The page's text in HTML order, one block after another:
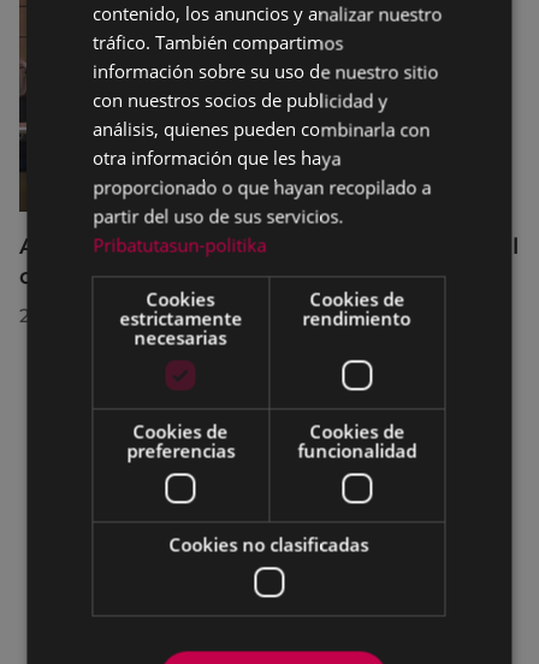
Acuerdos adoptados por el Pleno Municipal
celebrado el 27 de julio de 2026
28/07/2026
SPANISH
contenido, los anuncios y analizar nuestro
tráfico. También compartimos
información sobre su uso de nuestro sitio
con nuestros socios de publicidad y
análisis, quienes pueden combinarla con
otra información que les haya
proporcionado o que hayan recopilado a
partir del uso de sus servicios.
Pribatutasun-politika
Cookies
estrictamente
necesarias
Cookies de
rendimiento
Cookies de
preferencias
Cookies de
funcionalidad
Cookies no clasificadas